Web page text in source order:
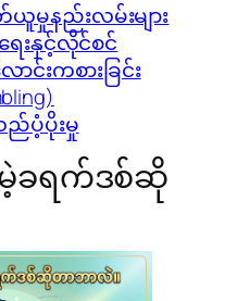
ယူမှုနည်းလမ်းများ
ေးနှင့်လိုင်စင်
င်းကစားခြင်း
ည်ပံ့ပိုးမှု
မဲ့ခရက်ဒစ်ဆို